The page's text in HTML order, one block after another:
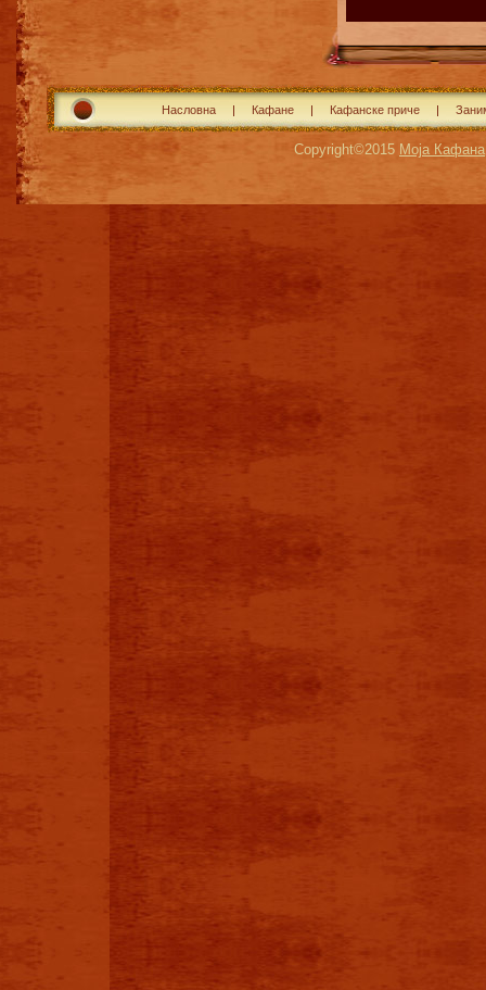
Насловна Кафане Кафанске приче
Copyright©2015 Моја Кафана